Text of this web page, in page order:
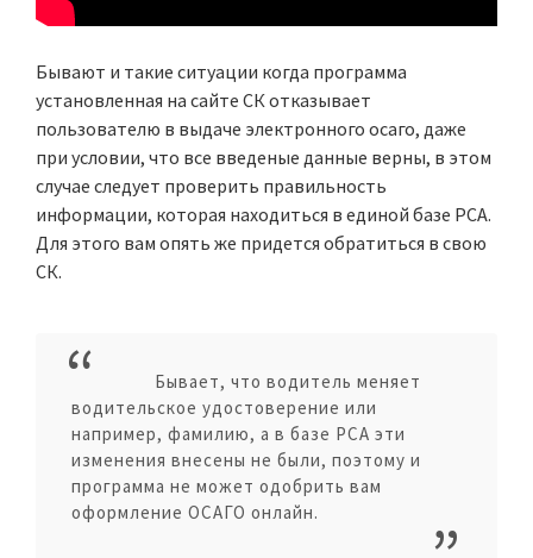
Бывают и такие ситуации когда программа
установленная на сайте СК отказывает
пользователю в выдаче электронного осаго, даже
при условии, что все введеные данные верны, в этом
случае следует проверить правильность
информации, которая находиться в единой базе РСА.
Для этого вам опять же придется обратиться в свою
СК.
Бывает, что водитель меняет
водительское удостоверение или
например, фамилию, а в базе РСА эти
изменения внесены не были, поэтому и
программа не может одобрить вам
оформление ОСАГО онлайн.